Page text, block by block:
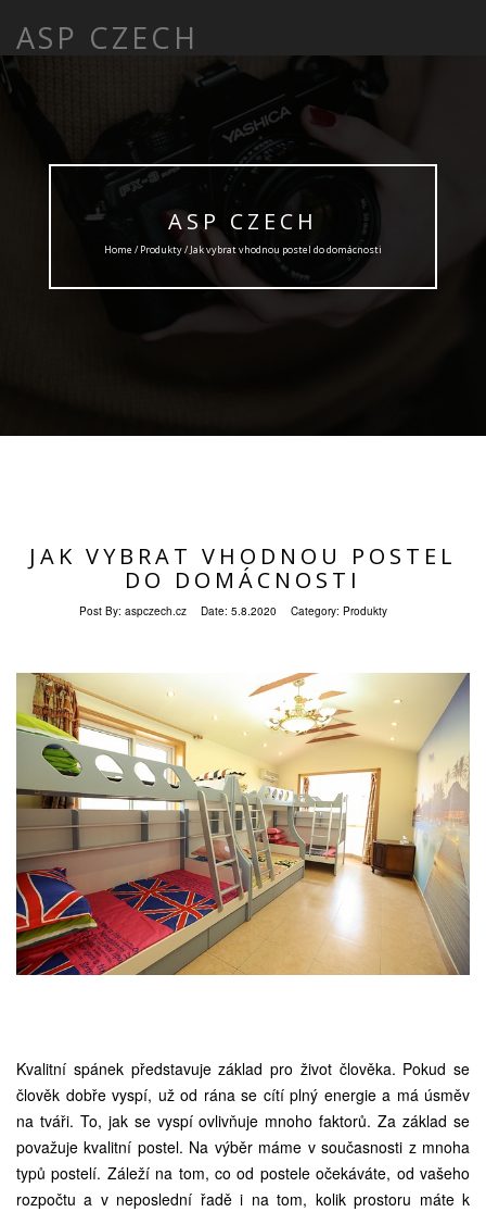
ASP CZECH
ASP CZECH
Home / Produkty/ Jak vybrat vhodnou postel do domácnosti
JAK VYBRAT VHODNOU POSTEL
DO DOMÁCNOSTI
Post By: aspczech.cz Date: 5.8.2020 Category: Produkty
Kvalitní spánek představuje základ pro život člověka. Pokud se
člověk dobře vyspí, už od rána se cítí plný energie a má úsměv
na tváři. To, jak se vyspí ovlivňuje mnoho faktorů. Za základ se
považuje kvalitní postel. Na výběr máme v současnosti z mnoha
typů postelí. Záleží na tom, co od postele očekáváte, od vašeho
rozpočtu a v neposlední řadě i na tom, kolik prostoru máte k